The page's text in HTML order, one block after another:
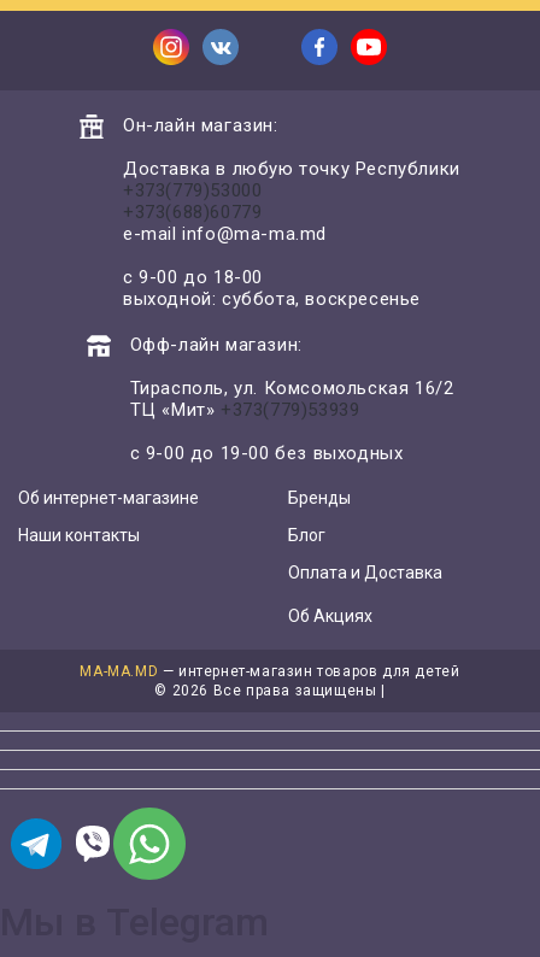
Он-лайн магазин:
Доставка в любую точку Республики
+373(779)53000
+373(688)60779
e-mailinfo@ma-ma.md
с 9-00 до 18-00
выходной: суббота, воскресенье
Офф-лайн магазин:
Тирасполь, ул. Комсомольская 16/2
ТЦ «Мит» +373(779)53939
с 9-00 до 19-00 без выходных
Об интернет-магазине
Наши контакты
Бренды
Блог
Оплата и Доставка
Об Акциях
MA-MA.MD — интернет-магазин товаров для детей
© 2026 Все права защищены |